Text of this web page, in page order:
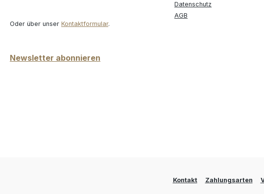
Oder über unser Kontaktformular.
Newsletter abonnieren
Datenschutz
AGB
Kontakt Zahlungsarten